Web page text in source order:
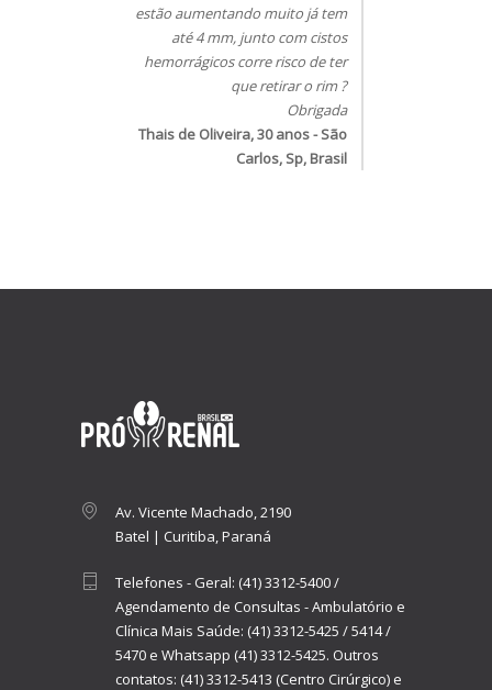
estão aumentando muito já tem
até 4 mm, junto com cistos
hemorrágicos corre risco de ter
que retirar o rim ?
Obrigada
Thais de Oliveira, 30 anos - São
Carlos, Sp, Brasil
Av. Vicente Machado, 2190
Batel | Curitiba, Paraná
Telefones - Geral: (41) 3312-5400/
Agendamento de Consultas - Ambulatório e
Clínica Mais Saúde: (41) 3312-5425 /5414/
5470 e Whatsapp (41) 3312-5425. Outros
contatos: (41) 3312-5413 (Centro Cirúrgico) e